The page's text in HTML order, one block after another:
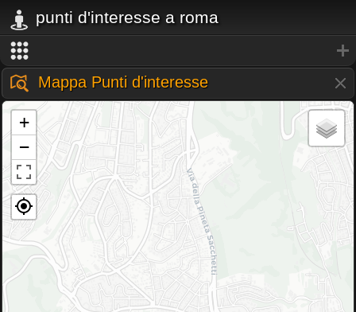
punti d'interesse a roma
Mappa Punti d'interesse
+
−